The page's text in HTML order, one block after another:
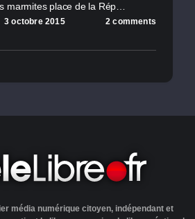
marmites place de la Rép…
3 octobre 2015 2 comments
média numérique citoyen, indépendant et